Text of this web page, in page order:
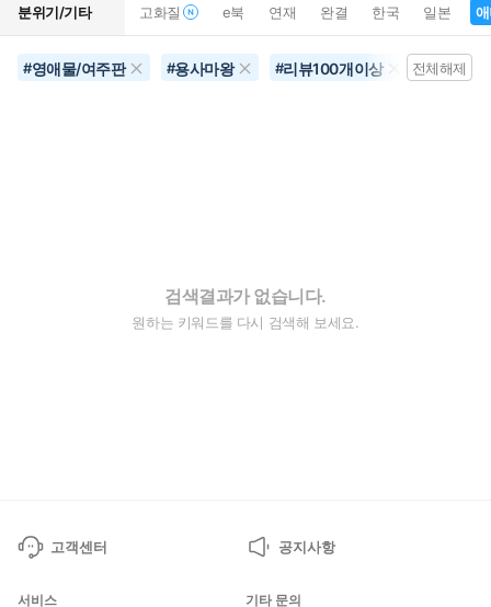
분위기/기타 고화질 e북 연재 완결 한국 일본
#영애물/여주판 #용사마왕 #리뷰100개이상 #삼각로
전체해제
검색결과가 없습니다.
원하는 키워드를 다시 검색해 보세요.
고객센터 공지사항
서비스 기타 문의